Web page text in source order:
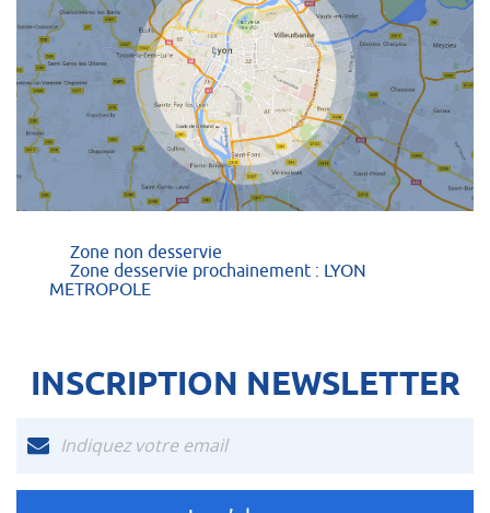
Zone non desservie
Zone desservie prochainement : LYON
METROPOLE
INSCRIPTION NEWSLETTER